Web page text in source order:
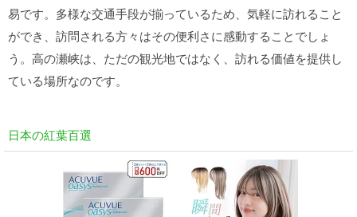
易です。多様な交通手段が揃っているため、気軽に訪れること
ができ、訪問される方々はその便利さに感動することでしょ
う。高の瀬峡は、ただの観光地ではなく、訪れる価値を提供し
ている場所なのです。
日本の紅葉百選